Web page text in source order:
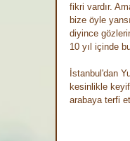
fikri vardır.
bize öyle
diyince
10 yıl içinde
İstanbul'dan
kesinlikle
arabaya terfi